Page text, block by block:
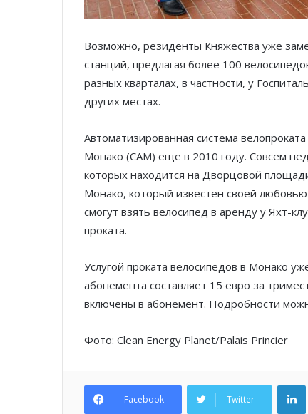
Возможно, резиденты Княжества уже
станций, предлагая более 100
разных кварталах, в частности, у
других местах.
Автоматизированная система
Монако (CAM) еще в 2010 году. Совсем
которых находится на Дворцовой
Монако, который известен своей
смогут взять велосипед в аренду у Яхт-
проката.
Услугой проката велосипедов в Монако
абонемента составляет 15 евро за
включены в абонемент. Подробности
Фото: Clean Energy Planet/Palais Princier
Facebook Twitter